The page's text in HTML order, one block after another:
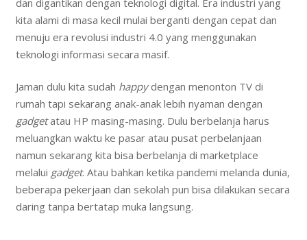
kita alami di masa kecil mulai berganti dengan cepat dan
menuju era revolusi industri 4.0 yang menggunakan
teknologi informasi secara masif.
Jaman dulu kita sudah happydengan menonton TV di
rumah tapi sekarang anak-anak lebih nyaman dengan
gadgetatau HP masing-masing. Dulu berbelanja harus
meluangkan waktu ke pasar atau pusat perbelanjaan
namun sekarang kita bisa berbelanja di marketplace
melalui gadget. Atau bahkan ketika pandemi melanda dunia,
beberapa pekerjaan dan sekolah pun bisa dilakukan secara
daring tanpa bertatap muka langsung.